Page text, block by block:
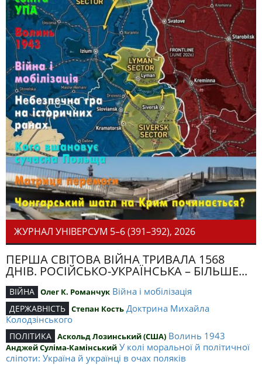
ЖУРНАЛ УНІВЕРСУМ 5–6 (391–392), 2026
ПЕРША СВІТОВА ВІЙНА ТРИВАЛА 1568
ДНІВ. РОСІЙСЬКО-УКРАЇНСЬКА – БІЛЬШЕ...
ВІЙНА Олег К. Романчук Війна і мобілізація
ДЕРЖАВНІСТЬ Степан Кость Доктрина Михайла
Колодзінського
ПОЛІТИКА Аскольд Лозинський (США) Волинь 1943
Анджей Суліма-Камінський У колі моральної й політичної
сліпоти: Україна й українці в очах поляків